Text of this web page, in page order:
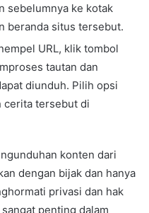
sebelumnya ke kotak
beranda situs tersebut.
URL, klik tombol
tautan dan
diunduh. Pilih opsi
cerita tersebut di
konten dari
dengan bijak dan hanya
privasi dan hak
penting dalam